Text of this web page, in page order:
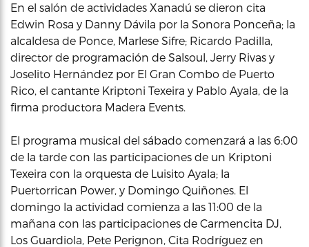
En el salón de actividades Xanadú se dieron cita
Edwin Rosa y Danny Dávila por la Sonora Ponceña; la
alcaldesa de Ponce, Marlese Sifre; Ricardo Padilla,
director de programación de Salsoul, Jerry Rivas y
Joselito Hernández por El Gran Combo de Puerto
Rico, el cantante Kriptoni Texeira y Pablo Ayala, de la
firma productora Madera Events.
El programa musical del sábado comenzará a las 6:00
de la tarde con las participaciones de un Kriptoni
Texeira con la orquesta de Luisito Ayala; la
Puertorrican Power, y Domingo Quiñones. El
domingo la actividad comienza a las 11:00 de la
mañana con las participaciones de Carmencita DJ,
Los Guardiola, Pete Perignon, Cita Rodríguez en